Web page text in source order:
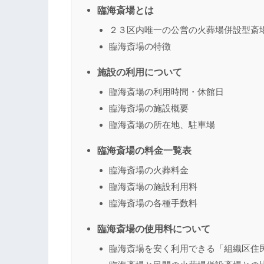
臨海斎場とは
２３区内唯一の公営の火葬場併設型斎
臨海斎場の特徴
施設の利用について
臨海斎場の利用時間・休館日
臨海斎場の施設概要
臨海斎場の所在地、駐車場
臨海斎場の料金一覧表
臨海斎場の火葬料金
臨海斎場の施設利用料
臨海斎場の各種手数料
臨海斎場の使用料について
臨海斎場を安く利用できる「組織区住